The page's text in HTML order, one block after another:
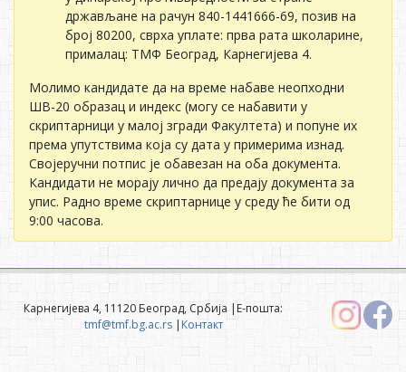
држављане на рачун 840-1441666-69, позив на
број 80200, сврха уплате: прва рата школарине,
прималац: ТМФ Београд, Карнегијева 4.
Молимо кандидате да на време набаве неопходни
ШВ-20 образац и индекс (могу се набавити у
скриптарници у малој згради Факултета) и попуне их
према упутствима која су дата у примерима изнад.
Својеручни потпис је обавезан на оба документа.
Кандидати не морају лично да предају документа за
упис. Радно време скриптарнице у среду ће бити од
9:00 часова.
Карнегијева 4, 11120 Београд, Србија |Е-пошта:
tmf@tmf.bg.ac.rs| Контакт